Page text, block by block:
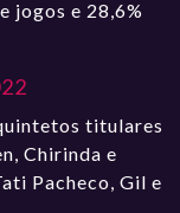
jogos e 28,6%
titulares
Chirinda e
Pacheco, Gil e